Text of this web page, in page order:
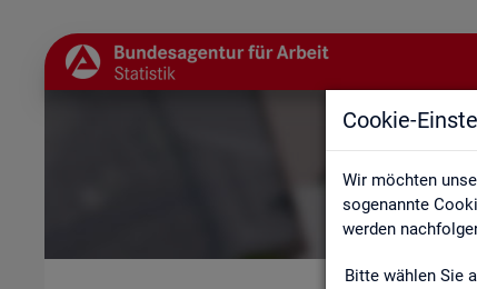
Cookie-
Wir möchten
sogenannte
werden
Bitte wählen Sie